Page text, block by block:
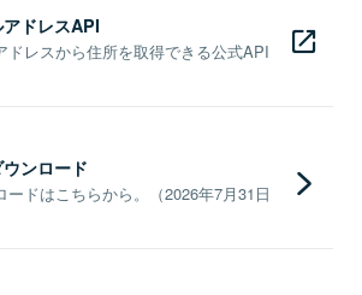
ドレスAPI
ドレスから住所を取得できる公式API
ンロード
ドはこちらから。（2026年7月31日